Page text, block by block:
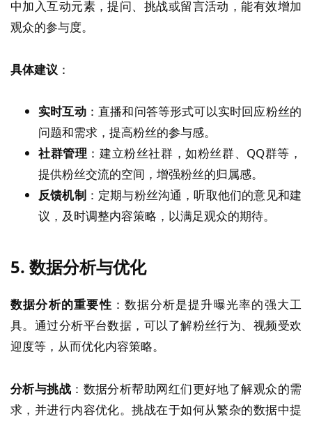
中加入互动元素，提问、挑战或留言活动，能有效增加
观众的参与度。
具体建议 ：
实时互动：直播和问答等形式可以实时回应粉丝的
问题和需求，提高粉丝的参与感。
社群管理 ：建立粉丝社群，如粉丝群、QQ群等，
提供粉丝交流的空间，增强粉丝的归属感。
反馈机制：定期与粉丝沟通，听取他们的意见和建
议，及时调整内容策略，以满足观众的期待。
5. 数据分析与优化
数据分析的重要性 ：数据分析是提升曝光率的强大工
具。通过分析平台数据，可以了解粉丝行为、视频受欢
迎度等，从而优化内容策略。
分析与挑战 ：数据分析帮助网红们更好地了解观众的需
求，并进行内容优化。挑战在于如何从繁杂的数据中提